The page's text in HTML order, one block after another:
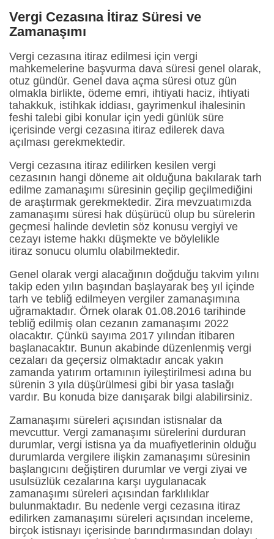
Vergi Cezasına İtiraz Süresi ve
Zamanaşımı
Vergi cezasına itiraz edilmesi için vergi
mahkemelerine başvurma dava süresi genel olarak,
otuz gündür. Genel dava açma süresi otuz gün
olmakla birlikte, ödeme emri, ihtiyati haciz, ihtiyati
tahakkuk, istihkak iddiası, gayrimenkul ihalesinin
feshi talebi gibi konular için yedi günlük süre
içerisinde vergi cezasına itiraz edilerek dava
açılması gerekmektedir.
Vergi cezasına itiraz edilirken kesilen vergi
cezasının hangi döneme ait olduğuna bakılarak tarh
edilme zamanaşımı süresinin geçilip geçilmediğini
de araştırmak gerekmektedir. Zira mevzuatımızda
zamanaşımı süresi hak düşürücü olup bu sürelerin
geçmesi halinde devletin söz konusu vergiyi ve
cezayı isteme hakkı düşmekte ve böylelikle
itiraz sonucu olumlu olabilmektedir.
Genel olarak vergi alacağının doğduğu takvim yılını
takip eden yılın başından başlayarak beş yıl içinde
tarh ve tebliğ edilmeyen vergiler zamanaşımına
uğramaktadır. Örnek olarak 01.08.2016 tarihinde
tebliğ edilmiş olan cezanın zamanaşımı 2022
olacaktır. Çünkü sayıma 2017 yılından itibaren
başlanacaktır. Bunun akabinde düzenlenmiş vergi
cezaları da geçersiz olmaktadır ancak yakın
zamanda yatırım ortamının iyileştirilmesi adına bu
sürenin 3 yıla düşürülmesi gibi bir yasa taslağı
vardır. Bu konuda bize danışarak bilgi alabilirsiniz.
Zamanaşımı süreleri açısından istisnalar da
mevcuttur. Vergi zamanaşımı sürelerini durduran
durumlar, vergi istisna ya da muafiyetlerinin olduğu
durumlarda vergilere ilişkin zamanaşımı süresinin
başlangıcını değiştiren durumlar ve vergi ziyai ve
usulsüzlük cezalarına karşı uygulanacak
zamanaşımı süreleri açısından farklılıklar
bulunmaktadır. Bu nedenle vergi cezasına itiraz
edilirken zamanaşımı süreleri açısından inceleme,
birçok istisnayı içerisinde barındırmasından dolayı